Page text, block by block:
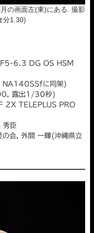
の画面左(東)にある. 撮影
分1.30)
6.3 DG OS HSM
に同架)
露出1/30秒)
2X TELEPLUS PRO
臣
会, 外間 一輝(沖縄県立